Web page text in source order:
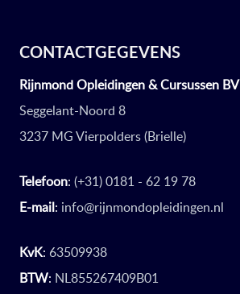
CONTACTGEGEVENS
Rijnmond Opleidingen & Cursussen BV
Seggelant-Noord 8
3237 MG Vierpolders (Brielle)
Telefoon: (+31) 0181 - 62 19 78
E-mail: info@rijnmondopleidingen.nl
KvK: 63509938
BTW: NL855267409B01